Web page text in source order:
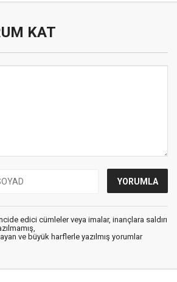
KAT
edici cümleler veya imalar, inançlara saldırı
ve büyük harflerle yazılmış yorumlar